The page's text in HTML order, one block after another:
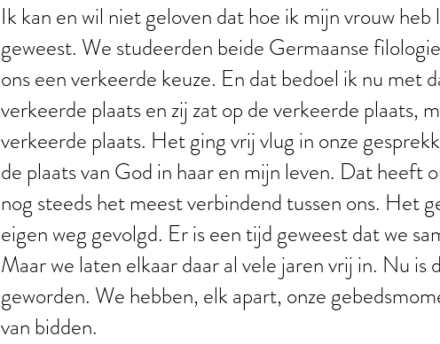
Ik kan en wil niet geloven dat hoe ik mijn vrouw
geweest. We studeerden beide Germaanse
ons een verkeerde keuze. En dat bedoel ik nu met
verkeerde plaats en zij zat op de verkeerde plaats,
verkeerde plaats. Het ging vrij vlug in onze
de plaats van God in haar en mijn leven. Dat heeft
nog steeds het meest verbindend tussen ons. Het
eigen weg gevolgd. Er is een tijd geweest dat we
Maar we laten elkaar daar al vele jaren vrij in. Nu
geworden. We hebben, elk apart, onze
van bidden.